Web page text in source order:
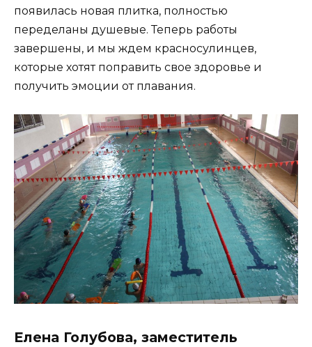
появилась новая плитка, полностью
переделаны душевые. Теперь работы
завершены, и мы ждем красносулинцев,
которые хотят поправить свое здоровье и
получить эмоции от плавания.
Елена Голубова, заместитель